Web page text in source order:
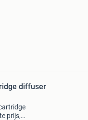
diffuser
prijs,